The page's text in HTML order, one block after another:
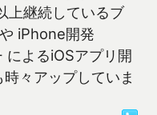
上継続しているブ
iPhone開発
よるiOSアプリ開
々アップしていま